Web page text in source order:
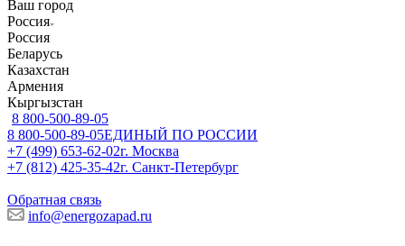
Ваш город
Россия
Россия
Беларусь
Казахстан
Армения
Кыргызстан
8 800-500-89-05
8 800-500-89-05ЕДИНЫЙ ПО РОССИИ
+7 (499) 653-62-02г. Москва
+7 (812) 425-35-42г. Санкт-Петербург
Обратная связь
info@energozapad.ru